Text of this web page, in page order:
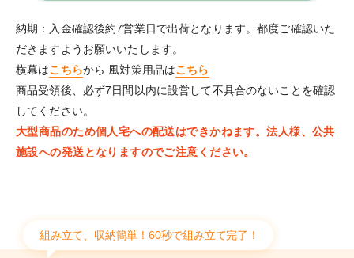
納期：入金確認後約7営業日で出荷となります。都度ご確認いた
だきますようお願いいたします。
横幕はこちらから 風対策用品はこちら
商品受領後、必ず7日間以内に設営して不具合のないことを確認
してください。
大型商品のため個人宅への配送はできかねます。法人様、公共
施設への発送となりますのでご注意ください。
組み立て、収納簡単！60秒で組み立て完了！